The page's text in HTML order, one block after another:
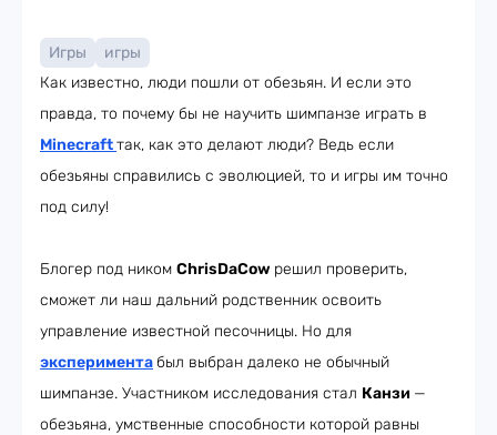
Игры
игры
Как известно, люди пошли от обезьян. И если это
правда, то почему бы не научить шимпанзе играть в
Minecraftтак, как это делают люди? Ведь если
обезьяны справились с эволюцией, то и игры им точно
под силу!
Блогер под ником ChrisDaCow решил проверить,
сможет ли наш дальний родственник освоить
управление известной песочницы. Но для
эксперимента был выбран далеко не обычный
шимпанзе. Участником исследования стал Канзи —
обезьяна, умственные способности которой равны